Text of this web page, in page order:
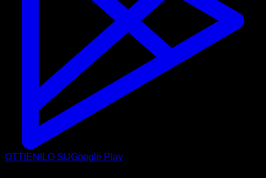
OTTIENILO SUGoogle Play